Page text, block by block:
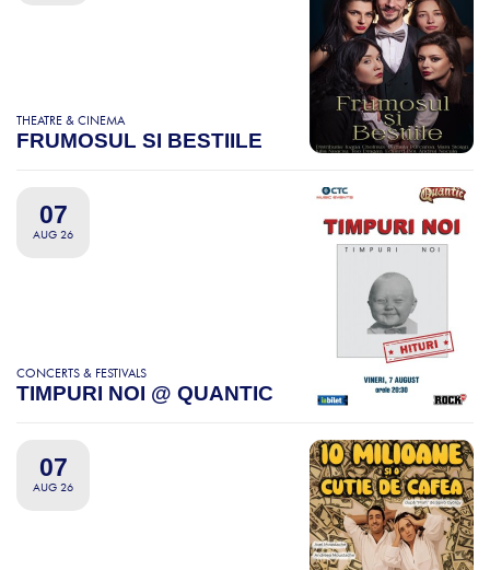
THEATRE & CINEMA
FRUMOSUL SI BESTIILE
07
AUG 26
CONCERTS & FESTIVALS
TIMPURI NOI @ QUANTIC
07
AUG 26